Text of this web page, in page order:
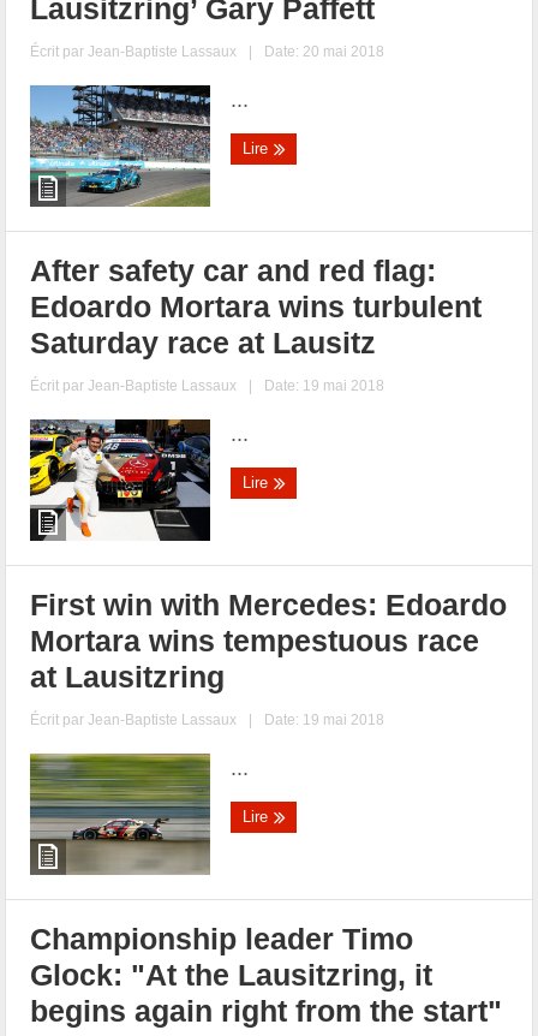
Lausitzring’ Gary Paffett
Écrit parJean-Baptiste Lassaux | Date: 20 mai 2018
...
Lire
After safety car and red flag:
Edoardo Mortara wins turbulent
Saturday race at Lausitz
Écrit parJean-Baptiste Lassaux | Date: 19 mai 2018
...
Lire
First win with Mercedes: Edoardo
Mortara wins tempestuous race
at Lausitzring
Écrit parJean-Baptiste Lassaux | Date: 19 mai 2018
...
Lire
Championship leader Timo
Glock: "At the Lausitzring, it
begins again right from the start"